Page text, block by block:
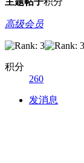
高级会员
积分
260
发消息